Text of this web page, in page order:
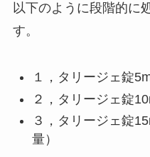
以下のように段階的に
す。
１，タリージェ錠
２，タリージェ
３，タリージェ錠
量）